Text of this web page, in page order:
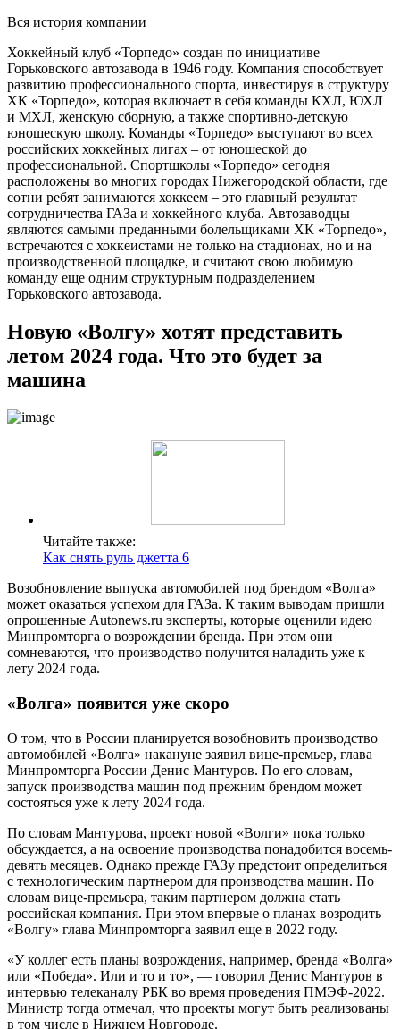
Вся история компании
Хоккейный клуб «Торпедо» создан по инициативе
Горьковского автозавода в 1946 году. Компания способствует
развитию профессионального спорта, инвестируя в структуру
ХК «Торпедо», которая включает в себя команды КХЛ, ЮХЛ
и МХЛ, женскую сборную, а также спортивно-детскую
юношескую школу. Команды «Торпедо» выступают во всех
российских хоккейных лигах – от юношеской до
профессиональной. Спортшколы «Торпедо» сегодня
расположены во многих городах Нижегородской области, где
сотни ребят занимаются хоккеем – это главный результат
сотрудничества ГАЗа и хоккейного клуба. Автозаводцы
являются самыми преданными болельщиками ХК «Торпедо»,
встречаются с хоккеистами не только на стадионах, но и на
производственной площадке, и считают свою любимую
команду еще одним структурным подразделением
Горьковского автозавода.
Новую «Волгу» хотят представить
летом 2024 года. Что это будет за
машина
Читайте также:
Как снять руль джетта 6
Возобновление выпуска автомобилей под брендом «Волга»
может оказаться успехом для ГАЗа. К таким выводам пришли
опрошенные Autonews.ru эксперты, которые оценили идею
Минпромторга о возрождении бренда. При этом они
сомневаются, что производство получится наладить уже к
лету 2024 года.
«Волга» появится уже скоро
О том, что в России планируется возобновить производство
автомобилей «Волга» накануне заявил вице-премьер, глава
Минпромторга России Денис Мантуров. По его словам,
запуск производства машин под прежним брендом может
состояться уже к лету 2024 года.
По словам Мантурова, проект новой «Волги» пока только
обсуждается, а на освоение производства понадобится восемь-
девять месяцев. Однако прежде ГАЗу предстоит определиться
с технологическим партнером для производства машин. По
словам вице-премьера, таким партнером должна стать
российская компания. При этом впервые о планах возродить
«Волгу» глава Минпромторга заявил еще в 2022 году.
«У коллег есть планы возрождения, например, бренда «Волга»
или «Победа». Или и то и то», — говорил Денис Мантуров в
интервью телеканалу РБК во время проведения ПМЭФ-2022.
Министр тогда отмечал, что проекты могут быть реализованы
в том числе в Нижнем Новгороде.